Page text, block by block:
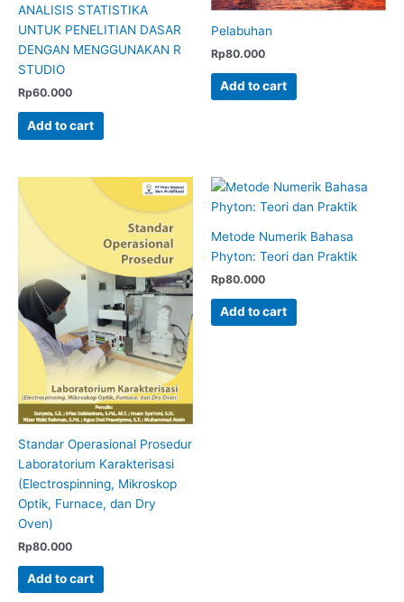
ANALISIS STATISTIKA
UNTUK PENELITIAN DASAR
DENGAN MENGGUNAKAN R
STUDIO
Rp60.000
Add to cart
Pelabuhan
Rp80.000
Add to cart
Standar Operasional Prosedur
Laboratorium Karakterisasi
(Electrospinning, Mikroskop
Optik, Furnace, dan Dry
Oven)
Rp80.000
Add to cart
Metode Numerik Bahasa
Phyton: Teori dan Praktik
Rp80.000
Add to cart